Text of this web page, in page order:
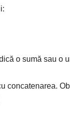
o sumă sau o
concatenarea.